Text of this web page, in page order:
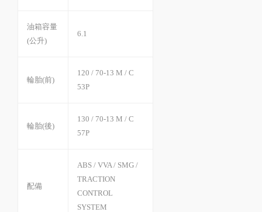
油箱容量
(公升)
6.1
輪胎(前)
120 / 70-13 M / C
53P
輪胎(後)
130 / 70-13 M / C
57P
配備
ABS / VVA / SMG /
TRACTION
CONTROL
SYSTEM